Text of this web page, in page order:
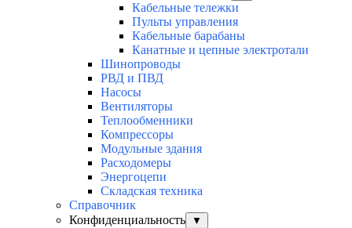
Кабельные тележки
Пульты управления
Кабельные барабаны
Канатные и цепные электротали
Шинопроводы
РВД и ПВД
Насосы
Вентиляторы
Теплообменники
Компрессоры
Модульные здания
Расходомеры
Энергоцепи
Складская техника
Справочник
Конфиденциальность
▼